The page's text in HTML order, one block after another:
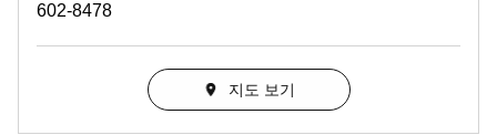
602-8478
지도 보기